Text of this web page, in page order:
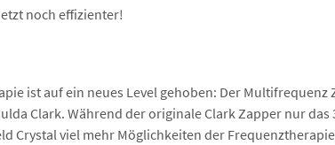
noch effizienter!
ist auf ein neues Level gehoben: Der
Clark. Während der originale Clark Zapper nur
Crystal viel mehr Möglichkeiten der